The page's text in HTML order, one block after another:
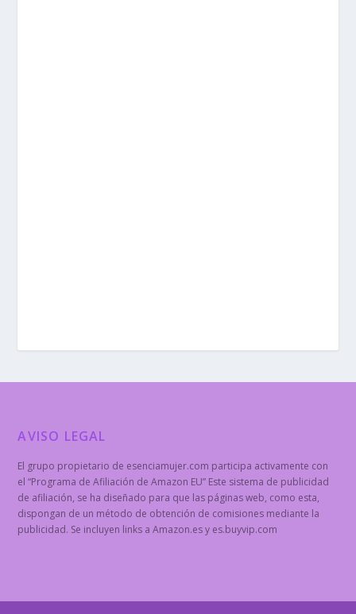
AVISO LEGAL
El grupo propietario de esenciamujer.com participa activamente con
el “Programa de Afiliación de Amazon EU” Este sistema de publicidad
de afiliación, se ha diseñado para que las páginas web, como esta,
dispongan de un método de obtención de comisiones mediante la
publicidad. Se incluyen links a Amazon.es y es.buyvip.com